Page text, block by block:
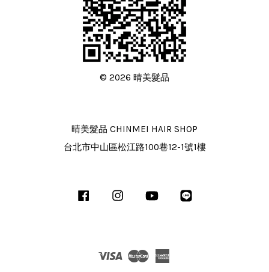
© 2026 晴美髮品
晴美髮品 CHINMEI HAIR SHOP
台北市中山區松江路100巷12-1號1樓
Facebook InstagramYouTube
Visa Master